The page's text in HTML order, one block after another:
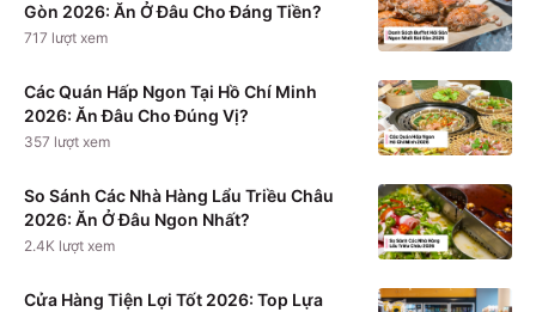
Gòn 2026: Ăn Ở Đâu Cho Đáng Tiền?
717 lượt xem
Các Quán Hấp Ngon Tại Hồ Chí Minh
2026: Ăn Đâu Cho Đúng Vị?
357 lượt xem
So Sánh Các Nhà Hàng Lẩu Triều Châu
2026: Ăn Ở Đâu Ngon Nhất?
2.4K lượt xem
Cửa Hàng Tiện Lợi Tốt 2026: Top Lựa